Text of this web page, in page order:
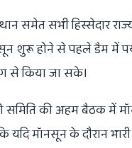
समेत सभी हिस्सेदार
शुरू होने से पहले डैम में
से किया जा सके।
समिति की अहम बैठक
मॉनसून के दौरान भारी